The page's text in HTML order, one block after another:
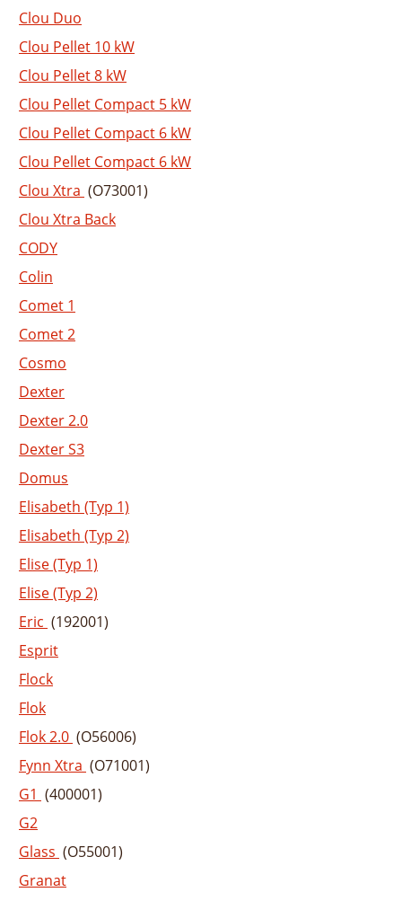
Clou Duo
Clou Pellet 10 kW
Clou Pellet 8 kW
Clou Pellet Compact 5 kW
Clou Pellet Compact 6 kW
Clou Pellet Compact 6 kW
Clou Xtra (O73001)
Clou Xtra Back
CODY
Colin
Comet 1
Comet 2
Cosmo
Dexter
Dexter 2.0
Dexter S3
Domus
Elisabeth (Typ 1)
Elisabeth (Typ 2)
Elise (Typ 1)
Elise (Typ 2)
Eric (192001)
Esprit
Flock
Flok
Flok 2.0 (O56006)
Fynn Xtra (O71001)
G1 (400001)
G2
Glass (O55001)
Granat